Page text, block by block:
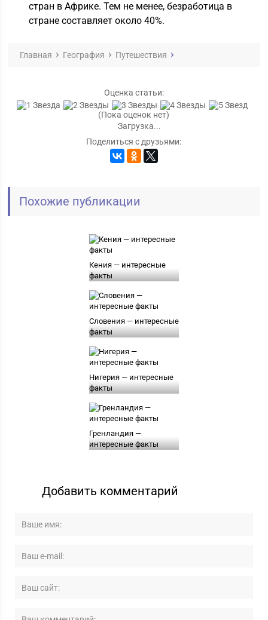
стран в Африке. Тем не менее, безработица в
стране составляет около 40%.
Главная География Путешествия
Оценка статьи:
(Пока оценок нет)
Загрузка...
Поделиться с друзьями:
Похожие публикации
Кения — интересные
факты
Словения — интересные
факты
Нигерия — интересные
факты
Гренландия —
интересные факты
Добавить комментарий